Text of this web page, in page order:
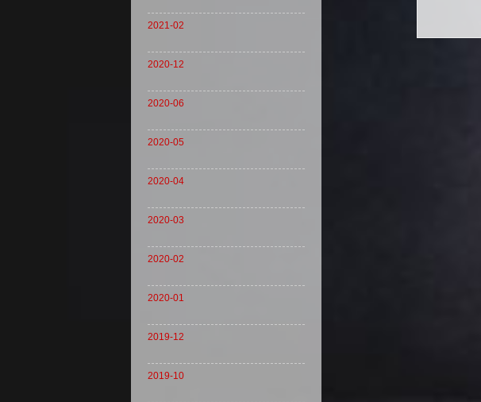
2021-02
2020-12
2020-06
2020-05
2020-04
2020-03
2020-02
2020-01
2019-12
2019-10